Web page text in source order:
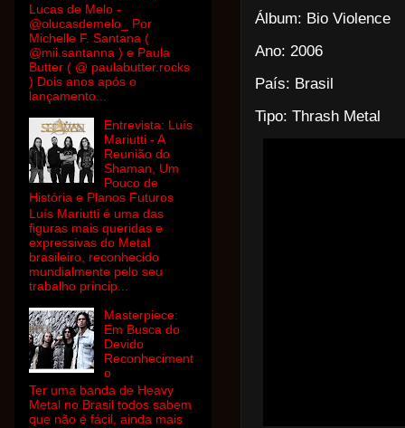
Álbum: Bio Violence
Ano: 2006
País: Brasil
Tipo: Thrash Metal
Lucas de Melo -
@olucasdemelo_ Por
Michelle F. Santana (
@mii.santanna ) e Paula
Butter ( @ paulabutter.rocks
) Dois anos após o
lançamento...
Entrevista: Luís
Mariutti - A
Reunião do
Shaman, Um
Pouco de
História e Planos Futuros
Luís Mariutti é uma das
figuras mais queridas e
expressivas do Metal
brasileiro, reconhecido
mundialmente pelo seu
trabalho princip...
Masterpiece:
Em Busca do
Devido
Reconheciment
o
Ter uma banda de Heavy
Metal no Brasil todos sabem
que não é fácil, ainda mais